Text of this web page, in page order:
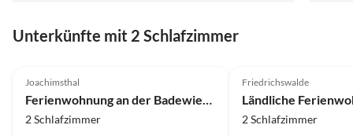
genießen. Selbst unser kleines Malheur mit den
vergessenen Handtüchern wurde dank der guten
Unterkünfte mit 2 Schlafzimmer
Joachimsthal
Ferienwohnung an der Badewiese Grimnitzsee
2 Schlafzimmer
Friedrichswalde
2 Schlafzimmer